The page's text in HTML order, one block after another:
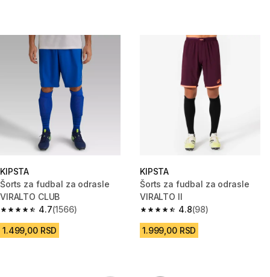
KIPSTA
Šorts za fudbal za odrasle
VIRALTO CLUB
4.7
4.7 od 5 zvezdica from 1566 Recenzije
(1566)
1.499,00 RSD
KIPSTA
Šorts za fudbal za odrasle
VIRALTO II
4.8
4.8 od 5 zvezdica from 98
(98)
1.999,00 RSD